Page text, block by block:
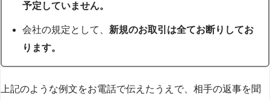
予定していません。
会社の規定として、 新規のお取引は全てお断りしてお
ります。
上記のような例文をお電話で伝えたうえで、相手の返事を聞